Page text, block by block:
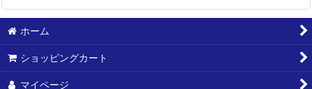
ホーム
ショッピングカート
マイページ